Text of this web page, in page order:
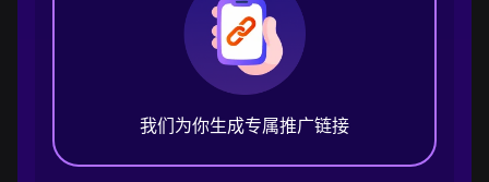
我们为你生成专属推广链接